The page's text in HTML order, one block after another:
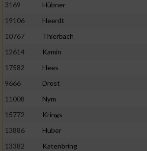
3169
Hübner
19106
Heerdt
10767
Thierbach
12614
Kamin
17582
Hees
9666
Drost
11008
Nym
15772
Krings
13886
Huber
13382
Katenbring